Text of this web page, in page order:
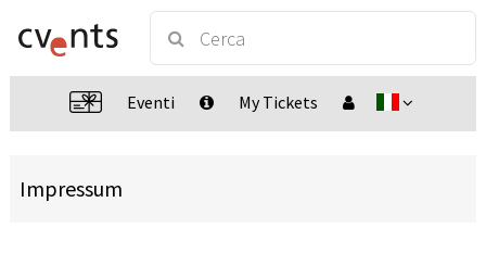
Eventi My Tickets
Impressum